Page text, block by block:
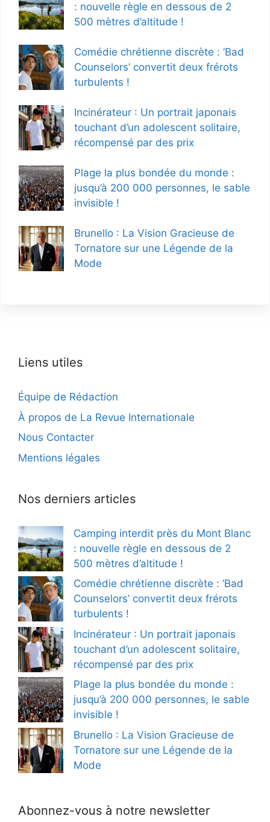
: nouvelle règle en dessous de 2
500 mètres d’altitude !
Comédie chrétienne discrète : ‘Bad
Counselors’ convertit deux frérots
turbulents !
Incinérateur : Un portrait japonais
touchant d’un adolescent solitaire,
récompensé par des prix
Plage la plus bondée du monde :
jusqu’à 200 000 personnes, le sable
invisible !
Brunello : La Vision Gracieuse de
Tornatore sur une Légende de la
Mode
Liens utiles
Équipe de Rédaction
À propos de La Revue Internationale
Nous Contacter
Mentions légales
Nos derniers articles
Camping interdit près du Mont Blanc
: nouvelle règle en dessous de 2
500 mètres d’altitude !
Comédie chrétienne discrète : ‘Bad
Counselors’ convertit deux frérots
turbulents !
Incinérateur : Un portrait japonais
touchant d’un adolescent solitaire,
récompensé par des prix
Plage la plus bondée du monde :
jusqu’à 200 000 personnes, le sable
invisible !
Brunello : La Vision Gracieuse de
Tornatore sur une Légende de la
Mode
Abonnez-vous à notre newsletter